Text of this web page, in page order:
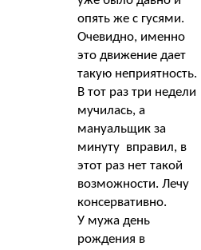
опять же с гусями.
Очевидно, именно
это движение дает
такую неприятность.
В тот раз три недели
мучилась, а
мануальщик за
минуту вправил, в
этот раз нет такой
возможности. Лечу
консервативно.
У мужа день
рождения в